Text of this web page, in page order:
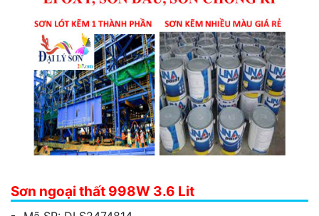
Sơn ngoại thất 998W 3.6 Lit